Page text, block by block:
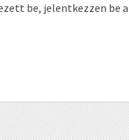
be, jelentkezzen be